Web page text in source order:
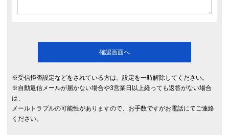
※受信拒否設定などをされている方は、設定を一時解除してください。
※自動返信メールが届かない場合や3営業日以上経っても返答がない場合
は、
メールトラブルの可能性がありますので、お手数ですがお電話にてご連絡
ください。